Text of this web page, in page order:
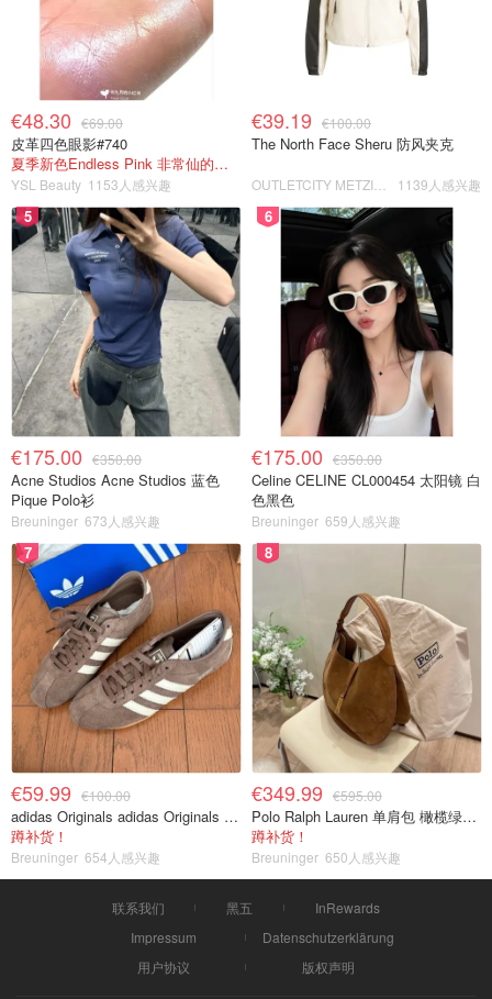
€48.30 €69.00
皮革四色眼影#740
夏季新色Endless Pink 非常仙的亮片盘！
YSL Beauty 1153人感兴趣
€39.19 €100.00
The North Face Sheru 防风夹克
1139人感兴趣
5
€175.00 €350.00
Acne Studios Acne Studios 蓝色
Pique Polo衫
Breuninger 673人感兴趣
6
€175.00 €350.00
Celine CELINE CL000454 太阳镜 白
色黑色
Breuninger 659人感兴趣
7
€59.99 €100.00
adidas Originals adidas Originals TOKYO 复古休闲鞋 深棕色
蹲补货！
Breuninger 654人感兴趣
8
€349.99 €595.00
Polo Ralph Lauren 单肩包 橄榄绿金色
蹲补货！
Breuninger 650人感兴趣
联系我们 黑五
InRewards
Impressum
Datenschutzerklärung
用户协议
版权声明